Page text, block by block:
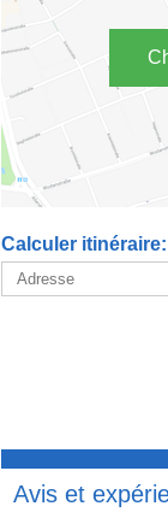
Calculer itinéraire:
Avis et